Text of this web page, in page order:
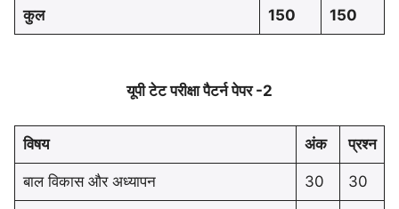
कुल 150 150
यूपी टेट परीक्षा पैटर्न पेपर -2
विषय अंक प्रश्न
बाल विकास और अध्यापन 30 30